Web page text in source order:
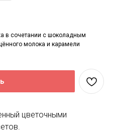
в сочетании с шоколадным
молока и карамели
цветочными